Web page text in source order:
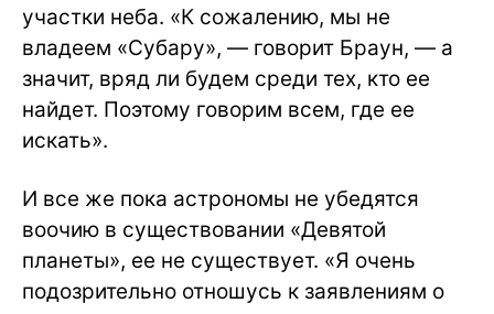
участки неба. «К сожалению, мы не
владеем «Субару», — говорит Браун, — а
значит, вряд ли будем среди тех, кто ее
найдет. Поэтому говорим всем, где ее
искать».
И все же пока астрономы не убедятся
воочию в существовании «Девятой
планеты», ее не существует. «Я очень
подозрительно отношусь к заявлениям о